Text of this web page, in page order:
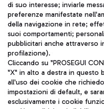
di suo interesse; inviarle
preferenze manifestate
della navigazione in rete;
suoi comportamenti;
pubblicitari anche attraverso
profilazione).
Cliccando su "PROSEGUI
"X" in alto a destra in questo
all'uso dei cookie che
impostazioni di default, e
esclusivamente i cookie